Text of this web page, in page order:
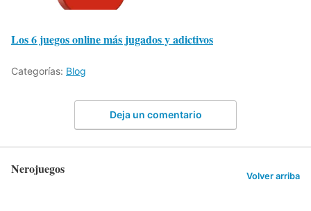
Los 6 juegos online más jugados y adictivos
Categorías: Blog
Deja un comentario
Nerojuegos Volver arriba